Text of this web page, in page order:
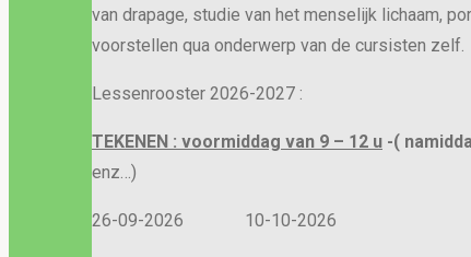
van drapage, studie van het menselijk lichaam,
voorstellen qua onderwerp van de cursisten zelf.
Lessenrooster 2026-2027 :
TEKENEN : voormiddag van 9 – 12 u -(
enz…)
26-09-2026 10-10-2026